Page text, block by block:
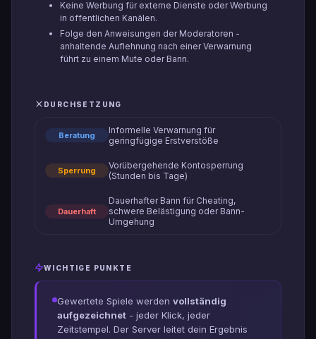
Keine Werbung für externe Dienste oder Werbung
in öffentlichen Kanälen.
Folge den Anweisungen der Moderatoren -
anhaltende Auflehnung nach einer Verwarnung
führt zu einem Mute oder Bann.
DURCHSETZUNG
Beratung
Informelle Verwarnung für
geringfügige Erstverstöße
Sperrung
Vorübergehende Kontosperrung
(Stunden bis Tage)
Dauerhaft
Dauerhafter Bann für Cheating,
schwere Belästigung oder Bann-
Umgehung
WICHTIGE PUNKTE
Gewertete Spiele werden vollständig
aufgezeichnet - jeder Klick, jeder
Zeitstempel. Der Server leitet dein Ergebnis